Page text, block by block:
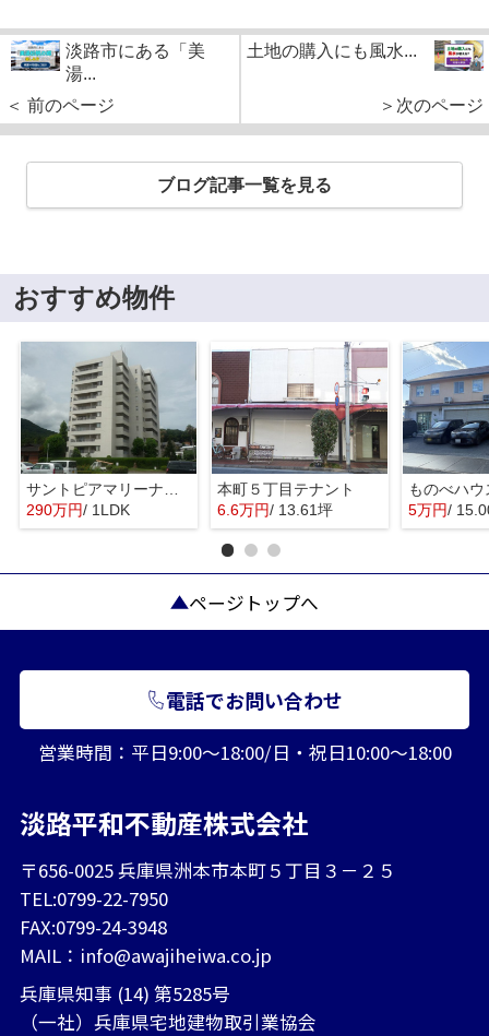
淡路市にある「美
湯...
＜ 前のページ
土地の購入にも風水...
＞次のページ
ブログ記事一覧を見る
おすすめ物件
サントピアマリーナマンションⅠ
290万円/ 1LDK
本町５丁目テナント
6.6万円/ 13.61坪
ものべハウ
5万円/
ページトップへ
電話でお問い合わせ
営業時間：平日9:00～18:00/日・祝日10:00～18:00
淡路平和不動産株式会社
〒656-0025 兵庫県洲本市本町５丁目３－２５
TEL:0799-22-7950
FAX:0799-24-3948
MAIL： info@awajiheiwa.co.jp
兵庫県知事 (14) 第5285号
（一社）兵庫県宅地建物取引業協会